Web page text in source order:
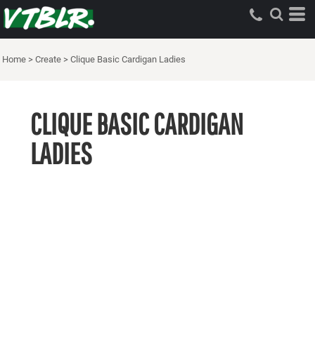
Home > Create > Clique Basic Cardigan Ladies
CLIQUE BASIC CARDIGAN
LADIES